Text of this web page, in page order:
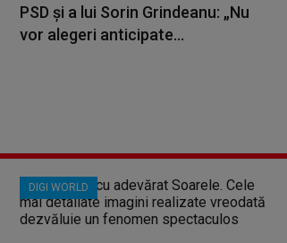
PSD și a lui Sorin Grindeanu: „Nu
vor alegeri anticipate...
DIGI WORLD